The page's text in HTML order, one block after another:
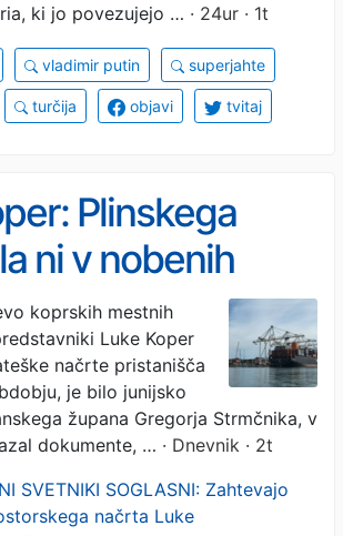
ki jo povezujejo … · 24ur · 1t
vladimir putin superjahte
turčija objavi tvitaj
Plinskega
ni v nobenih
le za skice
koprskih mestnih
Luke Koper
načrte pristanišča
je bilo junijsko
župana Gregorja Strmčnika, v
dokumente, … · Dnevnik · 2t
SVETNIKI SOGLASNI: Zahtevajo
načrta Luke